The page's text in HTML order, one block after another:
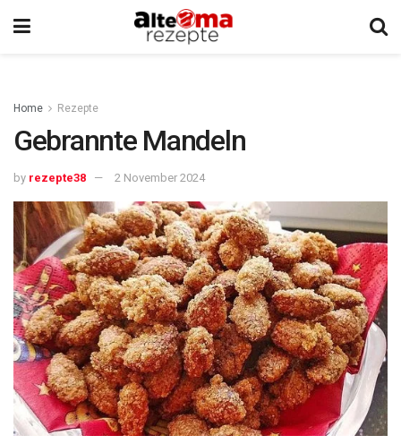
Home Rezepte
Gebrannte Mandeln
by rezepte38 2 November 2024